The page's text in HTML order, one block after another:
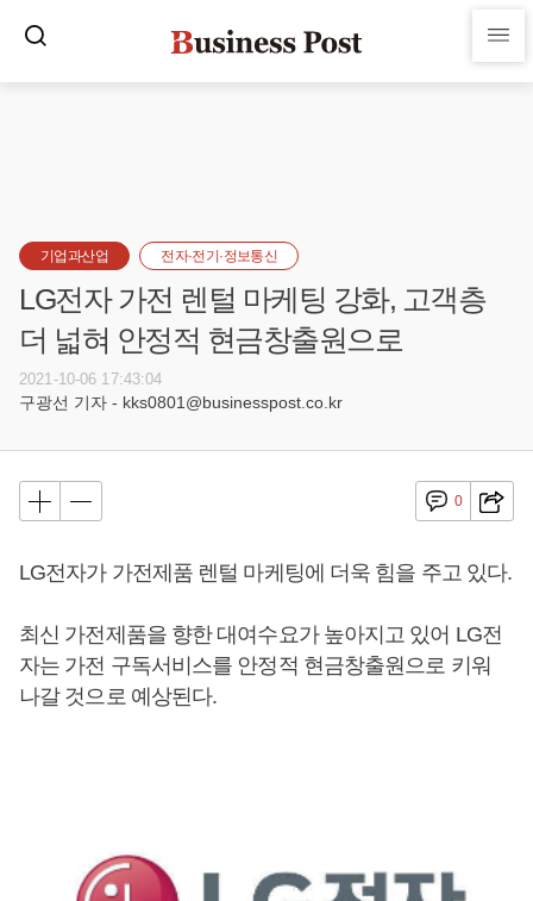
기업과산업 전자·전기·정보통신
LG전자 가전 렌털 마케팅 강화, 고객층
더 넓혀 안정적 현금창출원으로
2021-10-06 17:43:04
구광선 기자 - kks0801@businesspost.co.kr
0
LG전자가 가전제품 렌털 마케팅에 더욱 힘을 주고 있다.
최신 가전제품을 향한 대여수요가 높아지고 있어 LG전
자는 가전 구독서비스를 안정적 현금창출원으로 키워
나갈 것으로 예상된다.